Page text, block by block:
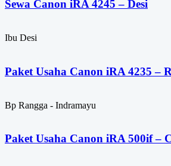
Sewa Canon iRA 4245 – Desi
Ibu Desi
Paket Usaha Canon iRA 4235 –
Bp Rangga - Indramayu
Paket Usaha Canon iRA 500if –